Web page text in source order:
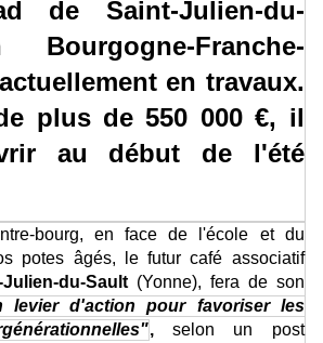
de Saint-Julien-du-
Franche-
en travaux.
plus de 550 000 €, il
au début de l'été
bourg, en face de l'école et du
potes âgés, le futur café associatif
du-Sault (Yonne), fera de son
levier d'action pour favoriser les
,selon un post